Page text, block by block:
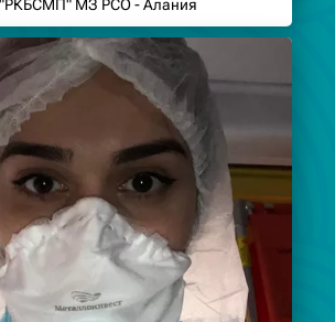
"РКБСМП" МЗ РСО - Алания